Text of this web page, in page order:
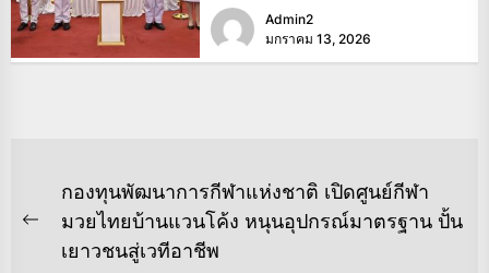
Admin2
มกราคม 13, 2026
แนะแนว
เรื่อง
Previous
post:
กองทุนพัฒนาการกีฬาแห่งชาติ เปิดศูนย์กีฬา
มวยไทยบ้านแวนโค้ง หนุนอุปกรณ์มาตรฐาน ปั้น
เยาวชนสู่เวทีอาชีพ